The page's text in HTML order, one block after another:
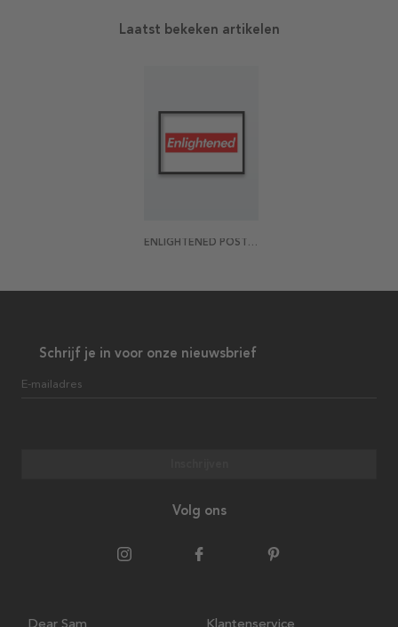
Laatst bekeken artikelen
ENLIGHTENED POSTER
Schrijf je in voor onze nieuwsbrief
E-mailadres
Volg ons
Dear Sam Klantenservice